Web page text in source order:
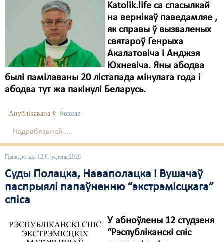
Katolik.life са спасылкай
на вернікаў паведамляе ,
як справы ў вызваленых
святароў Генрыха
Акалатовіча і Анджэя
Юхневіча. Яны абодва
былі памілаваны 20 лістапада мінулага года і
абодва тут жа пакінулі Беларусь.
Апублікавана ў Рознае
Падрабязьней ...
Панядзелак, 12 Студзень 2026
Суды Полацка, Наваполацка і Вушачаў
паспрыялі папаўненню “экстрэмісцкага”
спіса
У абноўлены 12 студзеня
“Рэспубліканскі спіс